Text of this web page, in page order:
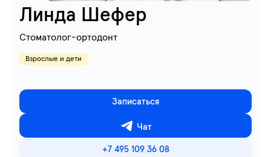
Линда Шефер
Стоматолог-ортодонт
Взрослые и дети
Записаться
Чат
+7 495 109 36 08